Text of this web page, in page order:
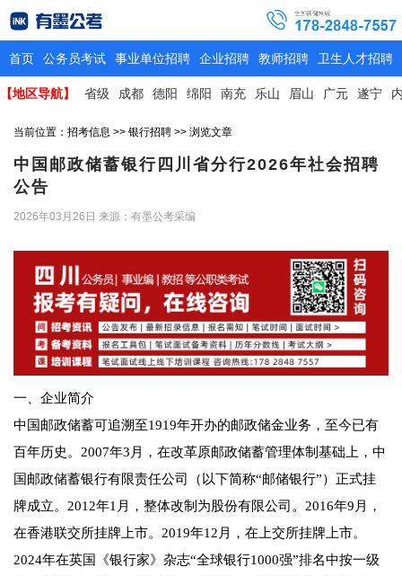
首页 公务员考试 事业单位招聘 企业招聘 教师招聘 卫生人才招聘
【地区导航】 省级 成都 德阳 绵阳 南充 乐山 眉山 广元 遂宁
当前位置： 招考信息 >> 银行招聘 >> 浏览文章
中国邮政储蓄银行四川省分行2026年社会招聘
公告
2026年03月26日 来源：有墨公考采编
一、企业简介
中国邮政储蓄可追溯至1919年开办的邮政储金业务，至今已有
百年历史。2007年3月，在改革原邮政储蓄管理体制基础上，中
国邮政储蓄银行有限责任公司（以下简称“邮储银行”）正式挂
牌成立。2012年1月，整体改制为股份有限公司。2016年9月，
在香港联交所挂牌上市。2019年12月，在上交所挂牌上市。
2024年在英国《银行家》杂志“全球银行1000强”排名中按一级